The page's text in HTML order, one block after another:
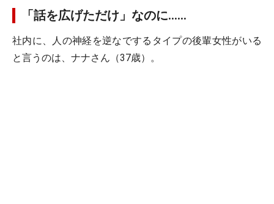
「話を広げただけ」なのに……
社内に、人の神経を逆なでするタイプの後輩女性がいる
と言うのは、ナナさん（37歳）。